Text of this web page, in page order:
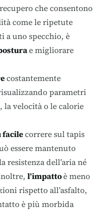
che consentono
come le ripetute
a uno specchio, è
e migliorare
costantemente
parametri
la velocità o le calorie
facilecorrere sul tapis
essere mantenuto
resistenza dell’aria né
l’impattoè meno
rispetto all’asfalto,
è più morbida